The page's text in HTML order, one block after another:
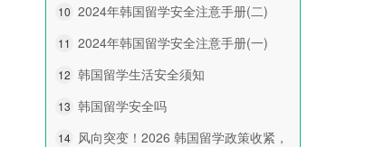
10 2024年韩国留学安全注意手册(二)
11 2024年韩国留学安全注意手册(一)
12 韩国留学生活安全须知
13 韩国留学安全吗
14 风向突变！2026 韩国留学政策收紧，